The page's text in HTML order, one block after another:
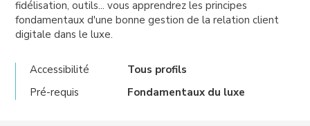
fidélisation, outils... vous apprendrez les principes
fondamentaux d'une bonne gestion de la relation client
digitale dans le luxe.
Accessibilité
Tous profils
Pré-requis
Fondamentaux du luxe